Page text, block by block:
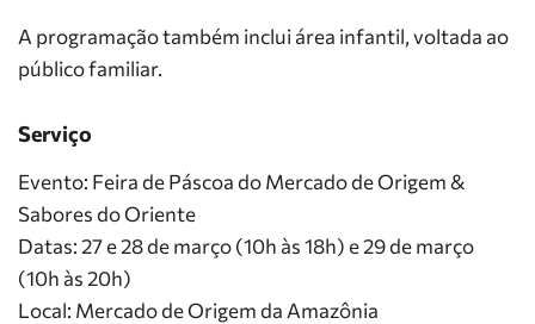
A programação também inclui área infantil, voltada ao
público familiar.
Serviço
Evento: Feira de Páscoa do Mercado de Origem &
Sabores do Oriente
Datas: 27 e 28 de março (10h às 18h) e 29 de março
(10h às 20h)
Local: Mercado de Origem da Amazônia